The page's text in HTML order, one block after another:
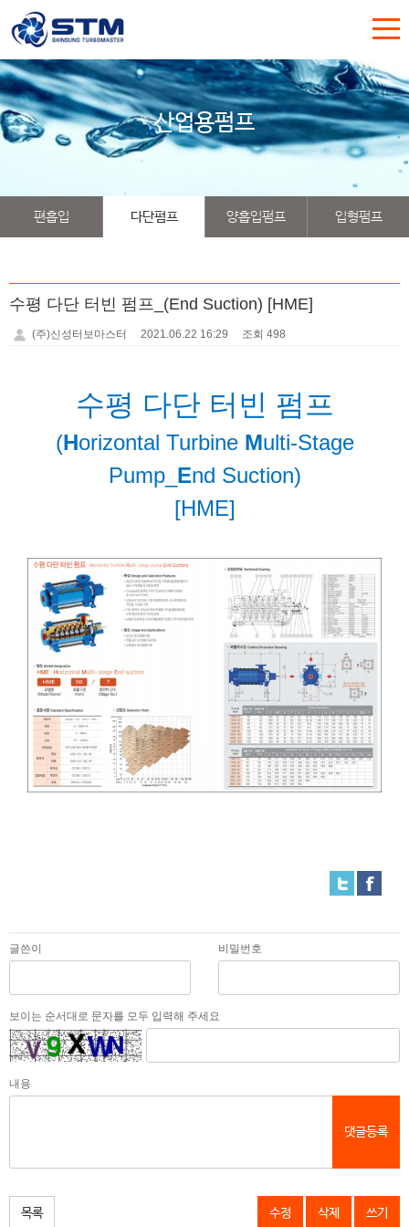
산업용펌프
편흡입 다단펌프 양흡입펌프 입형펌프
수평 다단 터빈 펌프_(End Suction) [HME]
(주)신성터보마스터 2021.06.22 16:29 조회 498
수평 다단 터빈 펌프
(Horizontal Turbine Multi-Stage
Pump_ End Suction)
[HME]
글쓴이 비밀번호
보이는 순서대로 문자를 모두 입력해 주세요
내용
댓글등록
목록 수정 삭제 쓰기